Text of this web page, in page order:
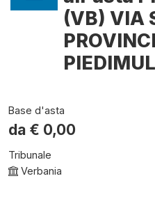
(VB) VIA
Base d'asta
da € 0,00
Tribunale
Verbania